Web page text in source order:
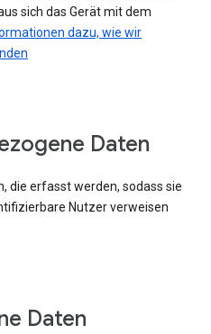
sich das Gerät mit dem
dazu, wie wir
Daten
die erfasst werden, sodass sie
Nutzer verweisen
Daten